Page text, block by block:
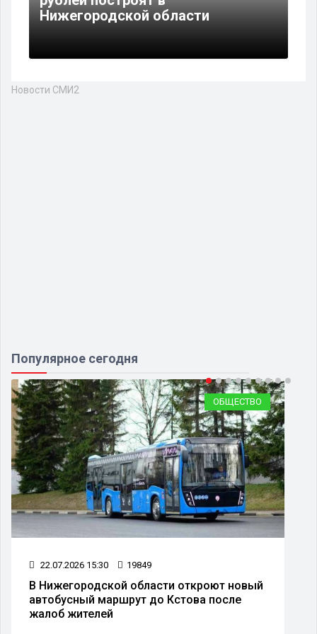
Нижегородской области
Новости СМИ2
Популярное сегодня
ОБЩЕСТВО
22.07.2026 15:30 19849
В Нижегородской области откроют новый
автобусный маршрут до Кстова после
жалоб жителей